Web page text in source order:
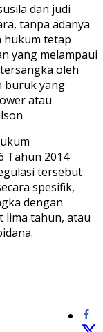
dan judi
tanpa adanya
hukum tetap
yang melampaui
oleh
buruk yang
atau
Tahun 2014
tersebut
spesifik,
dengan
lima tahun, atau